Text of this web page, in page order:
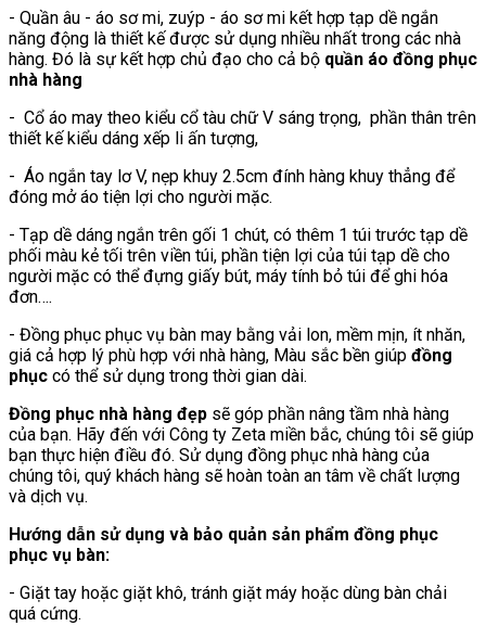
- Quần âu - áo sơ mi, zuýp - áo sơ mi kết hợp tạp dề ngắn
năng động là thiết kế được sử dụng nhiều nhất trong các nhà
hàng. Đó là sự kết hợp chủ đạo cho cả bộ quần áo đồng phục
nhà hàng
- Cổ áo may theo kiểu cổ tàu chữ V sáng trọng, phần thân trên
thiết kế kiểu dáng xếp li ấn tượng,
- Áo ngắn tay lơ V, nẹp khuy 2.5cm đính hàng khuy thẳng để
đóng mở áo tiện lợi cho người mặc.
- Tạp dề dáng ngắn trên gối 1 chút, có thêm 1 túi trước tạp dề
phối màu kẻ tối trên viền túi, phần tiện lợi của túi tạp dề cho
người mặc có thể đựng giấy bút, máy tính bỏ túi để ghi hóa
đơn….
- Đồng phục phục vụ bàn may bằng vải lon, mềm mịn, ít nhăn,
giá cả hợp lý phù hợp với nhà hàng, Màu sắc bền giúp đồng
phục có thể sử dụng trong thời gian dài.
Đồng phục nhà hàng đẹp sẽ góp phần nâng tầm nhà hàng
của bạn. Hãy đến với Công ty Zeta miền bắc, chúng tôi sẽ giúp
bạn thực hiện điều đó. Sử dụng đồng phục nhà hàng của
chúng tôi, quý khách hàng sẽ hoàn toàn an tâm về chất lượng
và dịch vụ.
Hướng dẫn sử dụng và bảo quản sản phẩm đồng phục
phục vụ bàn:
- Giặt tay hoặc giặt khô, tránh giặt máy hoặc dùng bàn chải
quá cứng.